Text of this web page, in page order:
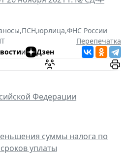
,ПСН,юрлица,ФНС России
Перепечатка
и Дзен
Федерации
суммы налога по
уплаты